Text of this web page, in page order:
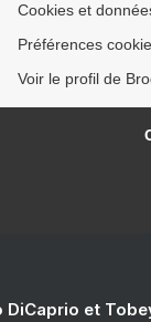
Cookies et
Préférences
Voir le profil de
DiCaprio et